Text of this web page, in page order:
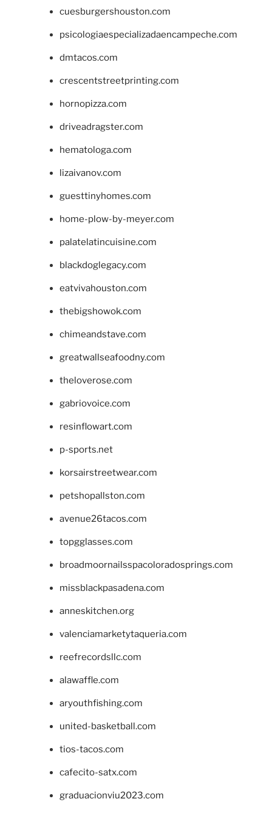
cuesburgershouston.com
psicologiaespecializadaencampeche.com
dmtacos.com
crescentstreetprinting.com
hornopizza.com
driveadragster.com
hematologa.com
lizaivanov.com
guesttinyhomes.com
home-plow-by-meyer.com
palatelatincuisine.com
blackdoglegacy.com
eatvivahouston.com
thebigshowok.com
chimeandstave.com
greatwallseafoodny.com
theloverose.com
gabriovoice.com
resinflowart.com
p-sports.net
korsairstreetwear.com
petshopallston.com
avenue26tacos.com
topgglasses.com
broadmoornailsspacoloradosprings.com
missblackpasadena.com
anneskitchen.org
valenciamarketytaqueria.com
reefrecordsllc.com
alawaffle.com
aryouthfishing.com
united-basketball.com
tios-tacos.com
cafecito-satx.com
graduacionviu2023.com